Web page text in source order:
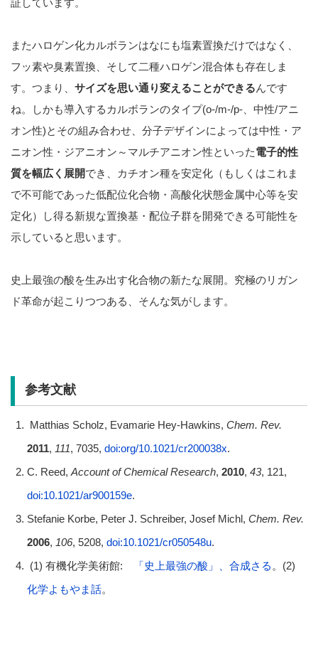
証しています。
またハロゲン化カルボランはなにも塩素置換だけではなく、
フッ素や臭素置換、そして二種ハロゲン混合体も存在しま
す。つまり、 サイズを思い通り変えることができるんです
ね。しかも導入するカルボランのタイプ(o-/m-/p-、中性/アニ
オン性)とその組み合わせ、分子デザインによっては中性・ア
ニオン性・ジアニオン～マルチアニオン性といった電子的性
質を幅広く展開でき、カチオン種を安定化（もしくはこれま
で不可能であった低配位化合物・高酸化状態金属中心等を安
定化）し得る新規な置換基・配位子群を開発できる可能性を
示していると思います。
史上最強の酸を生み出す化合物の新たな展開。究極のリガン
ド革命が起こりつつある、そんな気がします。
参考文献
Matthias Scholz, Evamarie Hey-Hawkins, Chem. Rev.
2011, 111, 7035, doi:org/10.1021/cr200038x.
C. Reed, Account of Chemical Research, 2010, 43, 121,
doi:10.1021/ar900159e.
Stefanie Korbe, Peter J. Schreiber, Josef Michl, Chem. Rev.
2006, 106, 5208, doi:10.1021/cr050548u.
(1) 有機化学美術館:
「史上最強の酸」、合成さる 。(2)
化学よもやま話。